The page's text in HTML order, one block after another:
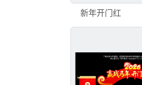
新年开门红